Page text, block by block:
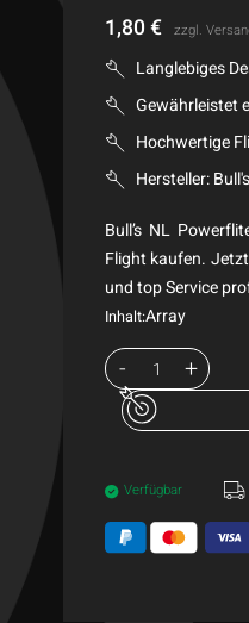
1,80€ zzgl.
Langlebiges
Gewährleistet
Hochwertige
Hersteller:
Bull’s NL
Flight kaufen.
und top Service
Inhalt:Array
Verfügbar